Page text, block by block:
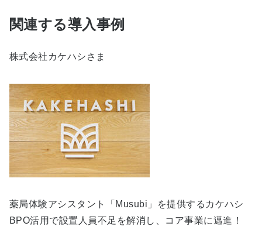
関連する導入事例
株式会社カケハシさま
薬局体験アシスタント「Musubi」を提供するカケハシ
BPO活用で設置人員不足を解消し、コア事業に邁進！